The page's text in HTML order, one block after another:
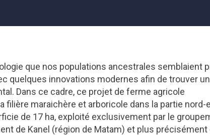
que nos populations ancestrales semblaient
quelques innovations modernes afin de trouver
Dans ce cadre, ce projet de ferme agricole
maraichère et arboricole dans la partie nord-
de 17 ha, exploité exclusivement par le
de Kanel (région de Matam) et plus précisément